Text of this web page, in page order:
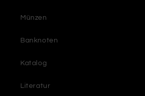
Münzen
Banknoten
Katalog
Literatur